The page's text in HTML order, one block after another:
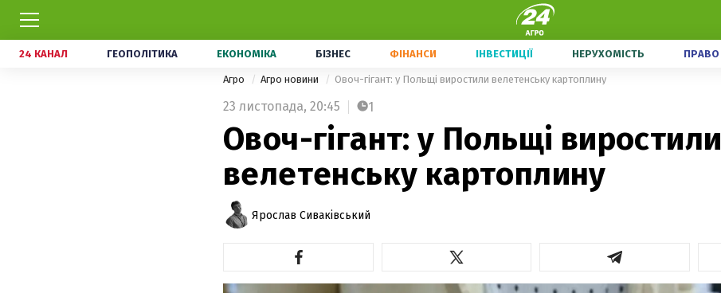
24 КАНАЛ ГЕОПОЛІТИКА ЕКОНОМІКА БІЗНЕС ФІНАНСИ ІНВЕСТИЦІЇ НЕРУХОМІСТЬ ПРАВО
Агро Агро новини Овоч-гігант: у Польщі виростили велетенську картоплину
23 листопада, 20:45 1
Овоч-гігант: у Польщі виростили
велетенську картоплину
Ярослав Сиваківський